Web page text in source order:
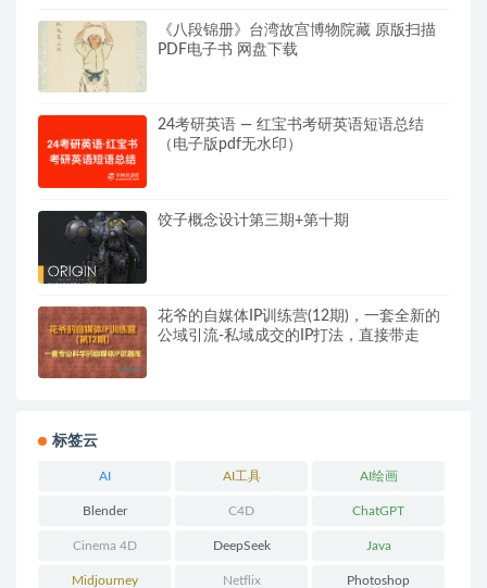
《八段锦册》台湾故宫博物院藏 原版扫描
PDF电子书 网盘下载
24考研英语 — 红宝书考研英语短语总结
（电子版pdf无水印）
饺子概念设计第三期+第十期
花爷的自媒体IP训练营(12期)，一套全新的
公域引流-私域成交的IP打法，直接带走
标签云
AI AI工具 AI绘画
Blender C4D ChatGPT
Cinema 4D DeepSeek Java
Midjourney Netflix Photoshop